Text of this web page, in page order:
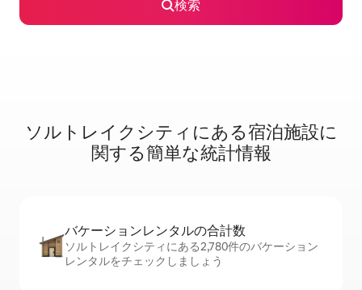
検索
ソルトレイクシティに⁠あ⁠る宿⁠泊⁠施⁠設⁠に
関⁠す⁠る簡⁠単⁠な統⁠計⁠情⁠報
バケーションレ⁠ン⁠タ⁠ル⁠の合⁠計⁠数
ソルトレイクシティにある2,780件のバケーション
レンタルをチェックしましょう